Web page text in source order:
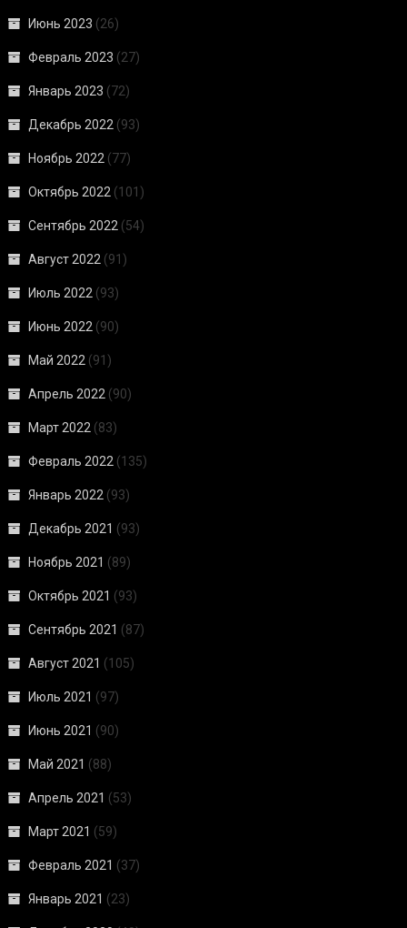
Июнь 2023 (26)
Февраль 2023 (27)
Январь 2023 (72)
Декабрь 2022 (93)
Ноябрь 2022 (77)
Октябрь 2022 (101)
Сентябрь 2022 (54)
Август 2022 (91)
Июль 2022 (93)
Июнь 2022 (90)
Май 2022 (91)
Апрель 2022 (90)
Март 2022 (83)
Февраль 2022 (135)
Январь 2022 (93)
Декабрь 2021 (93)
Ноябрь 2021 (89)
Октябрь 2021 (93)
Сентябрь 2021 (87)
Август 2021 (105)
Июль 2021 (97)
Июнь 2021 (90)
Май 2021 (88)
Апрель 2021 (53)
Март 2021 (59)
Февраль 2021 (37)
Январь 2021 (23)